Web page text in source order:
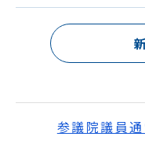
参議院議員